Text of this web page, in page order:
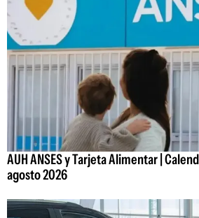
AUH ANSES y Tarjeta Alimentar |
agosto 2026